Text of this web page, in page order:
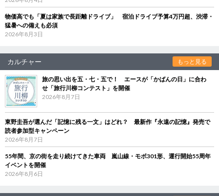
物価高でも「夏は家族で長距離ドライブ」 宿泊ドライブ予算4万円超、渋滞・
猛暑への備えも必須
2026年8月3日
カルチャー もっと見る
旅の思い出を五・七・五で！ エースが「かばんの日」に合わ
せ「旅行川柳コンテスト」を開催
2026年8月7日
東野圭吾が選んだ「記憶に残る一文」はどれ？ 最新作『永遠の記憶』発売で
読者参加型キャンペーン
2026年8月7日
55年間、京の街を走り続けてきた車両 嵐山線・モボ301形、運行開始55周年
イベントを開催
2026年8月6日